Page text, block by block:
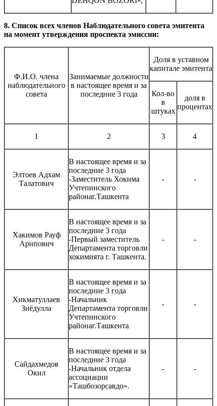
8. Список всех членов Наблюдательного совета эмитента
на момент утверждения проспекта эмиссии:
Ф.И.О. члена
наблюдательного
совета
Занимаемые должности
в настоящее время и за
последние 3 года
Доля в уставном
капитале эмитента
Кол-во
в
штуках
доля в
процентах
1 2 3 4
Элтоев Адхам
Талатович
В настоящее время и за
последние 3 года
-Заместитель Хокима
Учтепинского
районаг.Ташкента
- -
Хакимов Рауф
Арипович
В настоящее время и за
последние 3 года
-Первый заместитель
Департамента торговли
хокимията г. Ташкента.
- -
Хикматуллаев
Зиёдулла
В настоящее время и за
последние 3 года
-Начальник
Департамента торговли
Учтепинского
районаг.Ташкента
- -
Сайдахмедов
Окил
В настоящее время и за
последние 3 года
-Начальник отдела
ассоциации
«Ташбозорсавдо».
- -